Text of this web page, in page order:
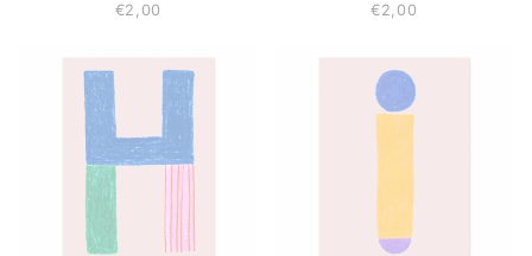
€2,00
€2,00